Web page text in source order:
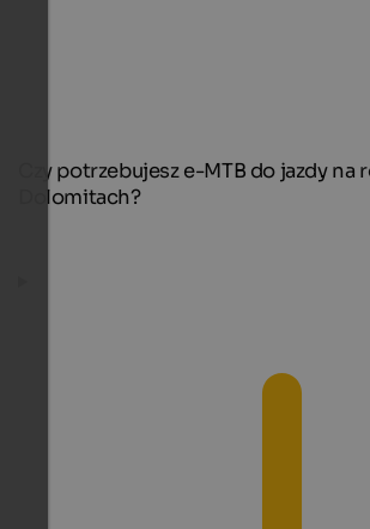
Czy potrzebujesz e-MTB do jazdy na
Dolomitach?